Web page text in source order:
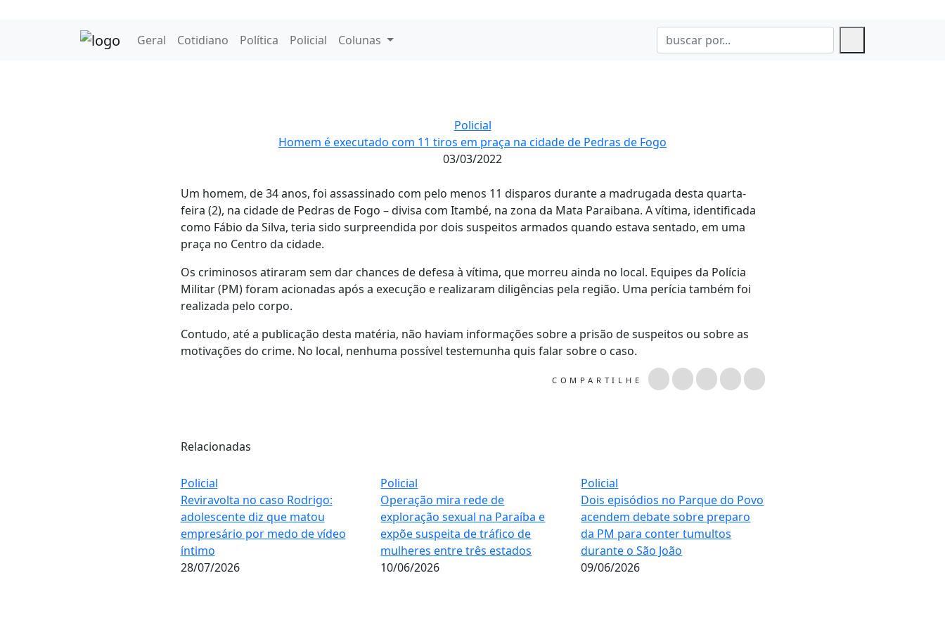
Geral Cotidiano Política Policial Colunas
Policial
Homem é executado com 11 tiros em praça na cidade de Pedras de Fogo
03/03/2022
Um homem, de 34 anos, foi assassinado com pelo menos 11 disparos durante a madrugada desta quarta-
feira (2), na cidade de Pedras de Fogo – divisa com Itambé, na zona da Mata Paraibana. A vítima, identificada
como Fábio da Silva, teria sido surpreendida por dois suspeitos armados quando estava sentado, em uma
praça no Centro da cidade.
Os criminosos atiraram sem dar chances de defesa à vítima, que morreu ainda no local. Equipes da Polícia
Militar (PM) foram acionadas após a execução e realizaram diligências pela região. Uma perícia também foi
realizada pelo corpo.
Contudo, até a publicação desta matéria, não haviam informações sobre a prisão de suspeitos ou sobre as
motivações do crime. No local, nenhuma possível testemunha quis falar sobre o caso.
COMPARTILHE
Relacionadas
Policial
Reviravolta no caso Rodrigo:
adolescente diz que matou
empresário por medo de vídeo
íntimo
28/07/2026
Policial
Operação mira rede de
exploração sexual na Paraíba e
expõe suspeita de tráfico de
mulheres entre três estados
10/06/2026
Policial
Dois episódios no Parque do Povo
acendem debate sobre preparo
da PM para conter tumultos
durante o São João
09/06/2026